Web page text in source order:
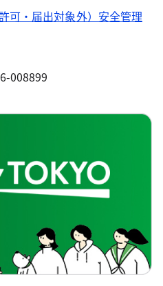
可・届出対象外）安全管理
008899